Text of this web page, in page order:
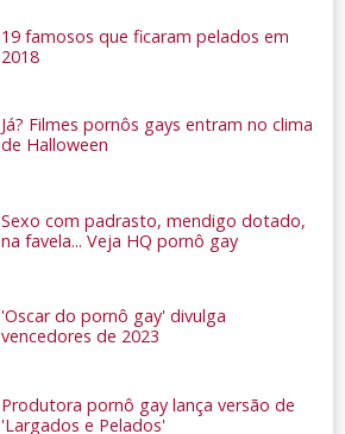
19 famosos que ficaram pelados em
2018
Já? Filmes pornôs gays entram no clima
de Halloween
Sexo com padrasto, mendigo dotado,
na favela... Veja HQ pornô gay
'Oscar do pornô gay' divulga
vencedores de 2023
Produtora pornô gay lança versão de
'Largados e Pelados'